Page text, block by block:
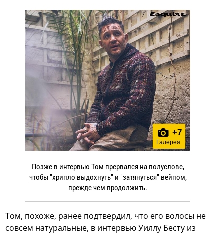
+7
Галерея
Позже в интервью Том прервался на полуслове,
чтобы "хрипло выдохнуть" и "затянуться" вейпом,
прежде чем продолжить.
Том, похоже, ранее подтвердил, что его волосы не
совсем натуральные, в интервью Уиллу Бесту из